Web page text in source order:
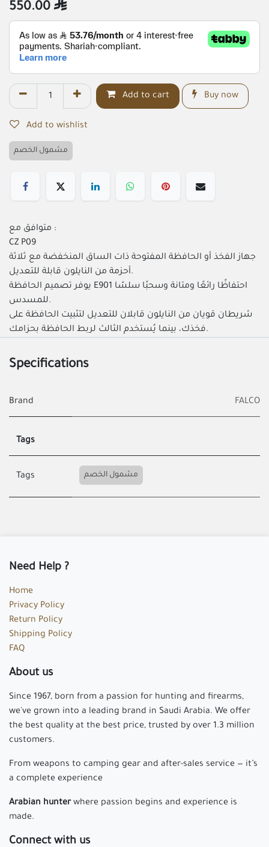
550.00 
Add to cart Buy now
Add to wishlist
مشمول الخصم
متوافق مع :
CZ P09
جهاز الفخذ أو الحافظة المفتوحة ذات الساق المنخفضة مع ثلاثة
أحزمة من النايلون قابلة للتعديل.
يوفر تصميم الحافظة E901 احتفاظًا رائعًا ومتانة وسحبًا سلسًا
للمسدس.
شريطان قويان من النايلون قابلان للتعديل لتثبيت الحافظة على
فخذك، بينما يُستخدم الثالث لربط الحافظة بحزامك.
Specifications
Brand FALCO
Tags
Tags مشمول الخصم
Need Help ?
Home
Privacy Policy
Return Policy
Shipping Policy
FAQ
About us
Since 1967, born from a passion for hunting and firearms,
we've grown into a leading brand in Saudi Arabia. We offer
the best quality at the best price, trusted by over 1.3 million
customers.
From weapons to camping gear and after-sales service — it’s
a complete experience
Arabian hunterwhere passion begins and experience is
made.
Connect with us